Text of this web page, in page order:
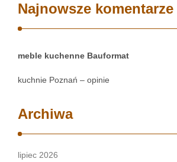
Najnowsze komentarze
meble kuchenne Bauformat
kuchnie Poznań – opinie
Archiwa
lipiec 2026